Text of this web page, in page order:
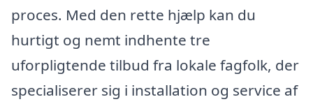
proces. Med den rette hjælp kan du
hurtigt og nemt indhente tre
uforpligtende tilbud fra lokale fagfolk, der
specialiserer sig i installation og service af